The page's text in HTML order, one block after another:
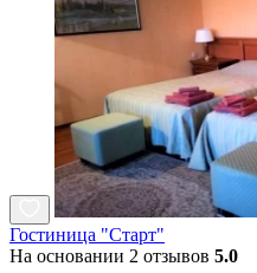
Гостиница "Старт"
На основании 2 отзывов 5.0